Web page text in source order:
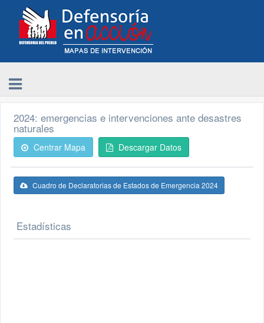
2024: emergencias e intervenciones ante desastres
naturales
Centrar Mapa Descargar Datos
Cuadro de Declaratorias de Estados de Emergencia 2024
Estadísticas